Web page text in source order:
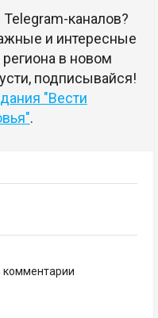
каналов?
и интересные
в новом
подписывайся!
"Вести
.
комментарии